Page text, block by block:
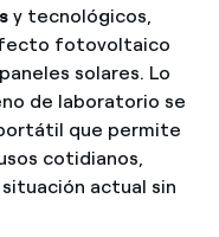
y tecnológicos,
fotovoltaico
solares. Lo
de laboratorio se
que permite
cotidianos,
actual sin